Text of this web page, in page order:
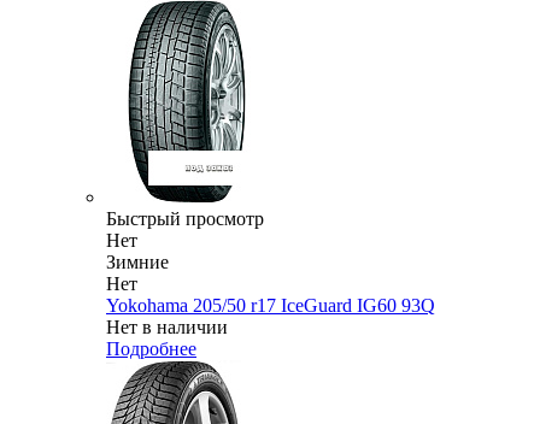
Быстрый просмотр
Нет
Зимние
Нет
Yokohama 205/50 r17 IceGuard IG60 93Q
Нет в наличии
Подробнее